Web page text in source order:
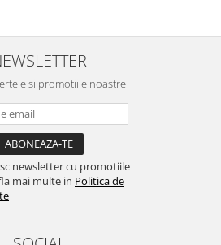
si promotiile noastre
newsletter cu promotiile
mai multe in Politica de